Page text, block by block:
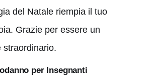
del Natale riempia il tuo
Grazie per essere un
straordinario.
per Insegnanti